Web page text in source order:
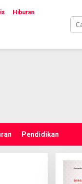
Hiburan
Pendidikan